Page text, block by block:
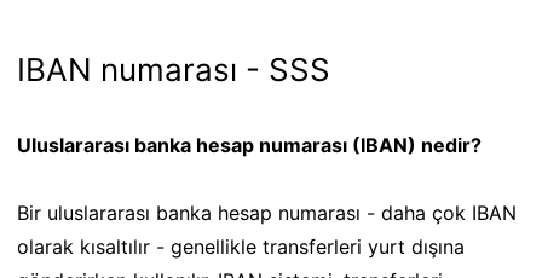
IBAN numarası - SSS
Uluslararası banka hesap numarası (IBAN) nedir?
Bir uluslararası banka hesap numarası - daha çok IBAN
olarak kısaltılır - genellikle transferleri yurt dışına